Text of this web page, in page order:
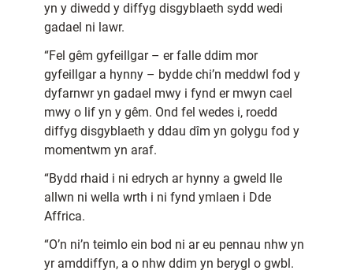
yn y diwedd y diffyg disgyblaeth sydd wedi
gadael ni lawr.
“Fel gêm gyfeillgar – er falle ddim mor
gyfeillgar a hynny – bydde chi’n meddwl fod y
dyfarnwr yn gadael mwy i fynd er mwyn cael
mwy o lif yn y gêm. Ond fel wedes i, roedd
diffyg disgyblaeth y ddau dîm yn golygu fod y
momentwm yn araf.
“Bydd rhaid i ni edrych ar hynny a gweld lle
allwn ni wella wrth i ni fynd ymlaen i Dde
Affrica.
“O’n ni’n teimlo ein bod ni ar eu pennau nhw yn
yr amddiffyn, a o nhw ddim yn berygl o gwbl.